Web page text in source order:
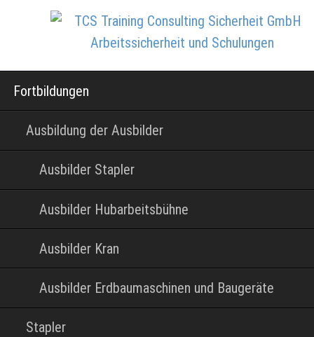
Navigation
überspringen
Fortbildungen
Ausbildung der Ausbilder
Ausbilder Stapler
Ausbilder Hubarbeitsbühne
Ausbilder Kran
Ausbilder Erdbaumaschinen und Baugeräte
Stapler